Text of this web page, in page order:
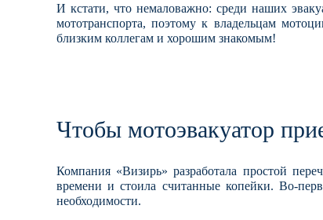
И кстати, что немаловажно: среди наших
мототранспорта, поэтому к владельцам
близким коллегам и хорошим знакомым!
Чтобы мотоэвакуатор
Компания «Визирь» разработала простой
времени и стоила считанные копейки. Во-
необходимости.